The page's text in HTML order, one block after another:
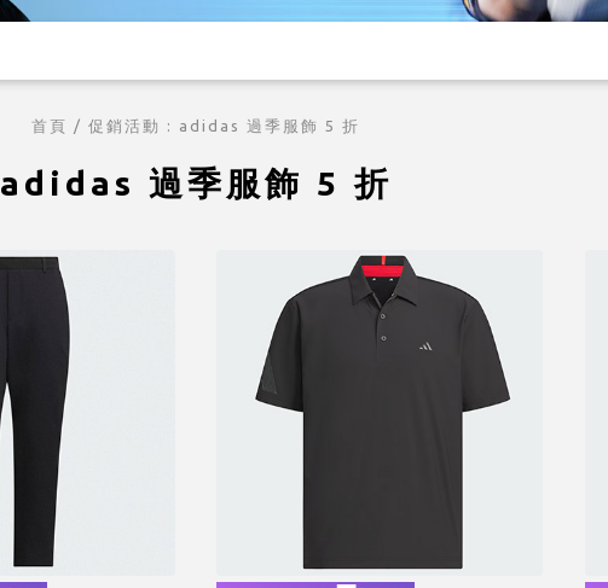
首頁 / 促銷活動 : adidas 過季服飾 5 折
adidas 過季服飾 5 折